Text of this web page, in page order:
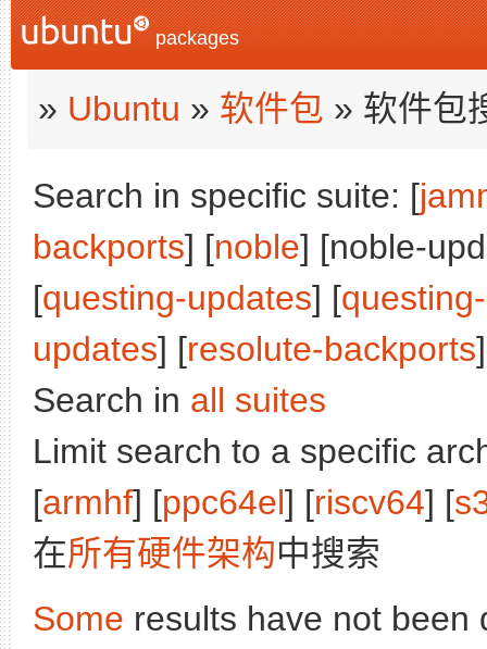
packages
» Ubuntu » 软件包 » 软件包
Search in specific suite: [
backports] [noble] [noble-
[questing-updates] [
updates] [resolute-backports
Search in all suites
Limit search to a specific
[armhf] [ppc64el] [riscv64] [
在所有硬件架构中搜索
Some results have not been